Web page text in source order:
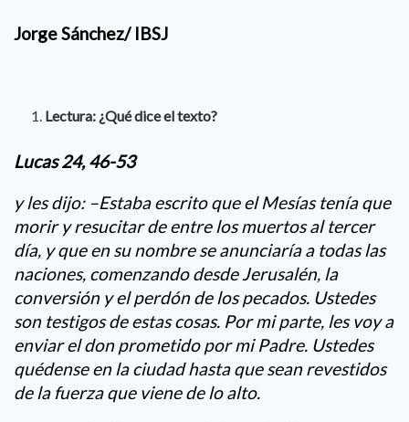
Jorge Sánchez/ IBSJ
Lectura: ¿Qué dice el texto?
Lucas 24, 46-53
y les dijo: –Estaba escrito que el Mesías tenía que
morir y resucitar de entre los muertos al tercer
día, y que en su nombre se anunciaría a todas las
naciones, comenzando desde Jerusalén, la
conversión y el perdón de los pecados. Ustedes
son testigos de estas cosas. Por mi parte, les voy a
enviar el don prometido por mi Padre. Ustedes
quédense en la ciudad hasta que sean revestidos
de la fuerza que viene de lo alto.